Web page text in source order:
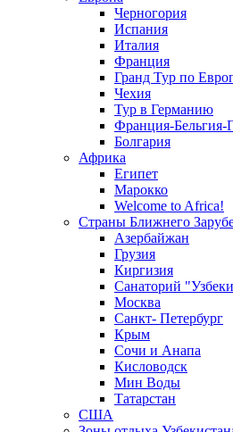
Черногория
Испания
Италия
Франция
Гранд Тур по
Чехия
Тур в Германию
Франция-Бельгия-
Болгария
Африка
Египет
Марокко
Welcome to Africa!
Страны Ближнего
Азербайжан
Грузия
Киргизия
Санаторий
Москва
Санкт- Петербург
Крым
Сочи и Анапа
Кисловодск
Мин Воды
Татарстан
США